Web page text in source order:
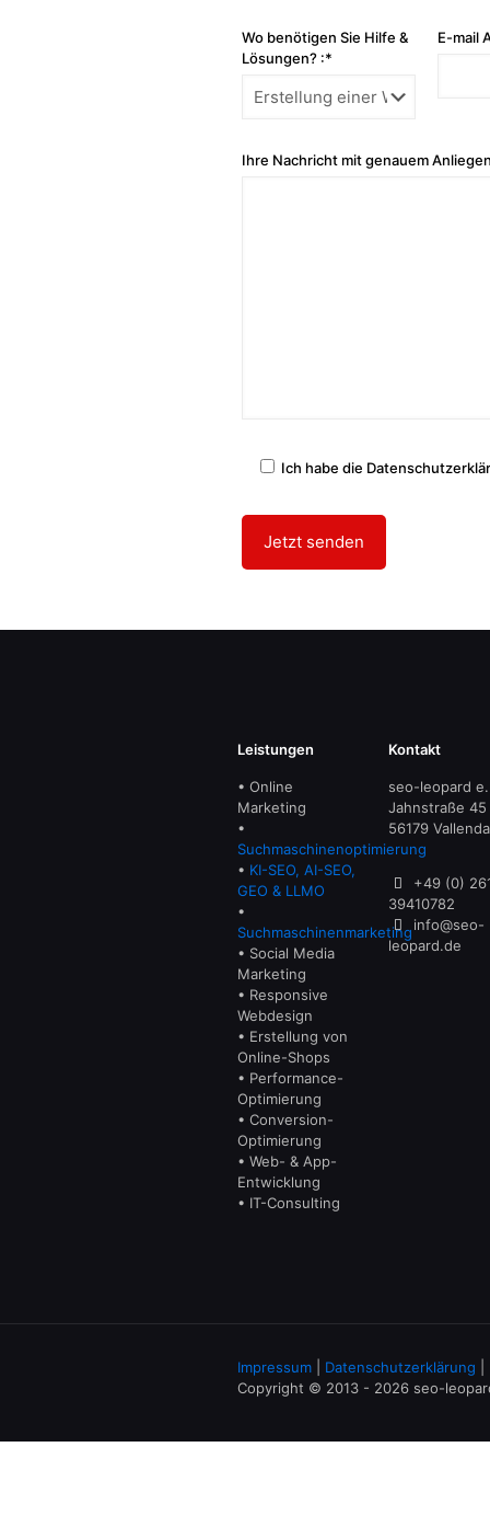
Wo benötigen Sie Hilfe &
Lösungen? :*
E-mail
Ihre Nachricht mit genauem
Ich habe die
Leistungen
• Online
Marketing
•
Suchmaschinenoptimierung
• KI-SEO, AI-SEO,
GEO & LLMO
•
Suchmaschinenmarketing
• Social Media
Marketing
• Responsive
Webdesign
• Erstellung von
Online-Shops
• Performance-
Optimierung
• Conversion-
Optimierung
• Web- & App-
Entwicklung
• IT-Consulting
Kontakt
seo-leopard
Jahnstraße 45
56179
+49 (0)
39410782
info@seo-
leopard.de
Impressum Datenschutzerklärung
Copyright © 2013 - 2026 seo-